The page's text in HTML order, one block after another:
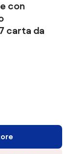
con
carta da